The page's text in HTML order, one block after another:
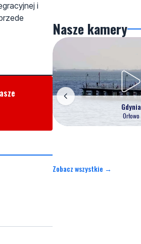
i
Nasze kamery
Gdynia
Orłowo
Zobacz wszystkie →